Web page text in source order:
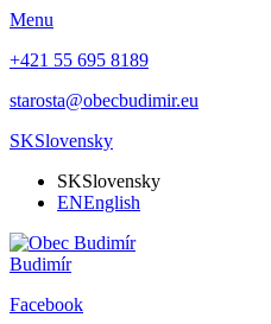
Menu
+421 55 695 8189
starosta@obecbudimir.eu
SKSlovensky
SKSlovensky
ENEnglish
Budimír
Facebook